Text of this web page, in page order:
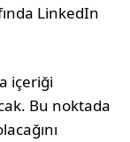
LinkedIn
içeriği
Bu noktada